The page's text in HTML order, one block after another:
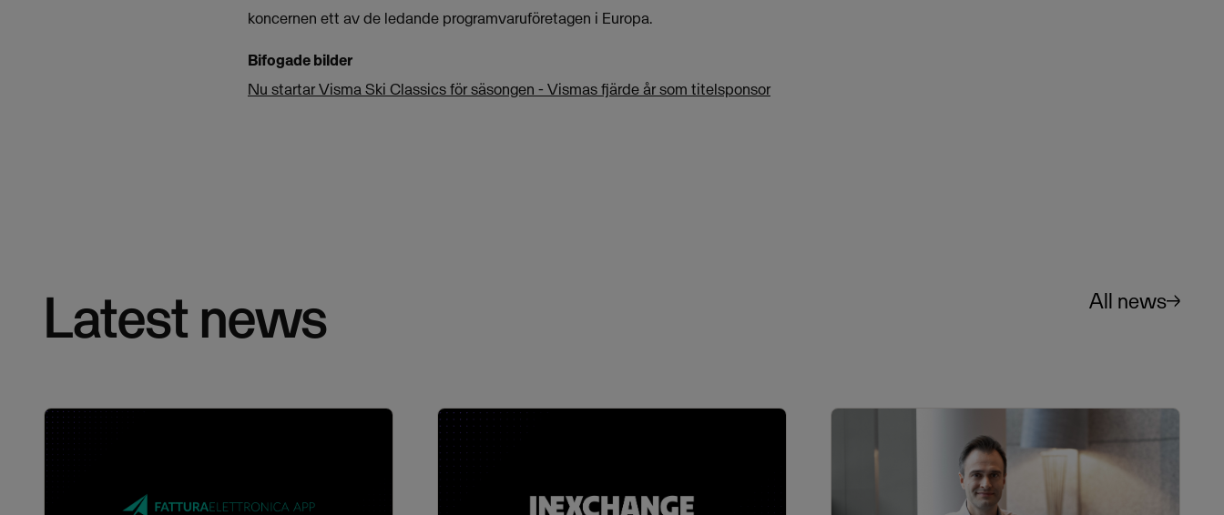
koncernen ett av de ledande programvaruföretagen i Europa.
Bifogade bilder
Nu startar Visma Ski Classics för säsongen - Vismas fjärde år som titelsponsor
Latest news All news